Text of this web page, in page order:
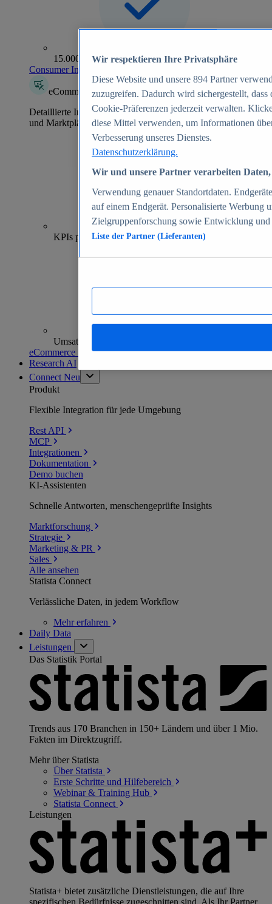
15.000+ Marken
Consumer Insights entdecken
eCommerce Insights
Detaillierte Informationen zu mehr als 39.000 Online-Shops
und Marktplätzen
70+
KPIs pro Shop
Umsatzanalysen und -prognosen
eCommerce Insights entdecken
Research AI
Connect Neu
Produkt
Flexible Integration für jede Umgebung
Rest API
MCP
Integrationen
Dokumentation
Demo buchen
KI-Assistenten
Schnelle Antworten, menschengeprüfte Insights
Marktforschung
Strategie
Marketing & PR
Sales
Alle ansehen
Statista Connect
Verlässliche Daten, in jedem Workflow
Mehrerfahren
Daily Data
Leistungen
Das Statistik Portal
Trends aus 170 Branchen in 150+ Ländern und über 1 Mio.
Fakten im Direktzugriff.
Mehr über Statista
Über Statista
Erste Schritte und Hilfebereich
Webinar & Training Hub
Statista Connect
Leistungen
Statista+ bietet zusätzliche Dienstleistungen, die auf Ihre
spezifischen Bedürfnisse zugeschnitten sind. Als Ihr Partner
Wir respektieren Ihre Privatsphäre
Diese Website und unsere 894 Partner
zuzugreifen. Dadurch wird sichergestellt,
Cookie-Präferenzen jederzeit verwalten.
diese Mittel verwenden, um Informationen
Verbesserung unseres Dienstes.
Datenschutzerklärung.
Wir und unsere Partner verarbeiten
Verwendung genauer Standortdaten.
auf einem Endgerät. Personalisierte Werbung
Zielgruppenforschung sowie Entwicklung
Liste der Partner (Lieferanten)